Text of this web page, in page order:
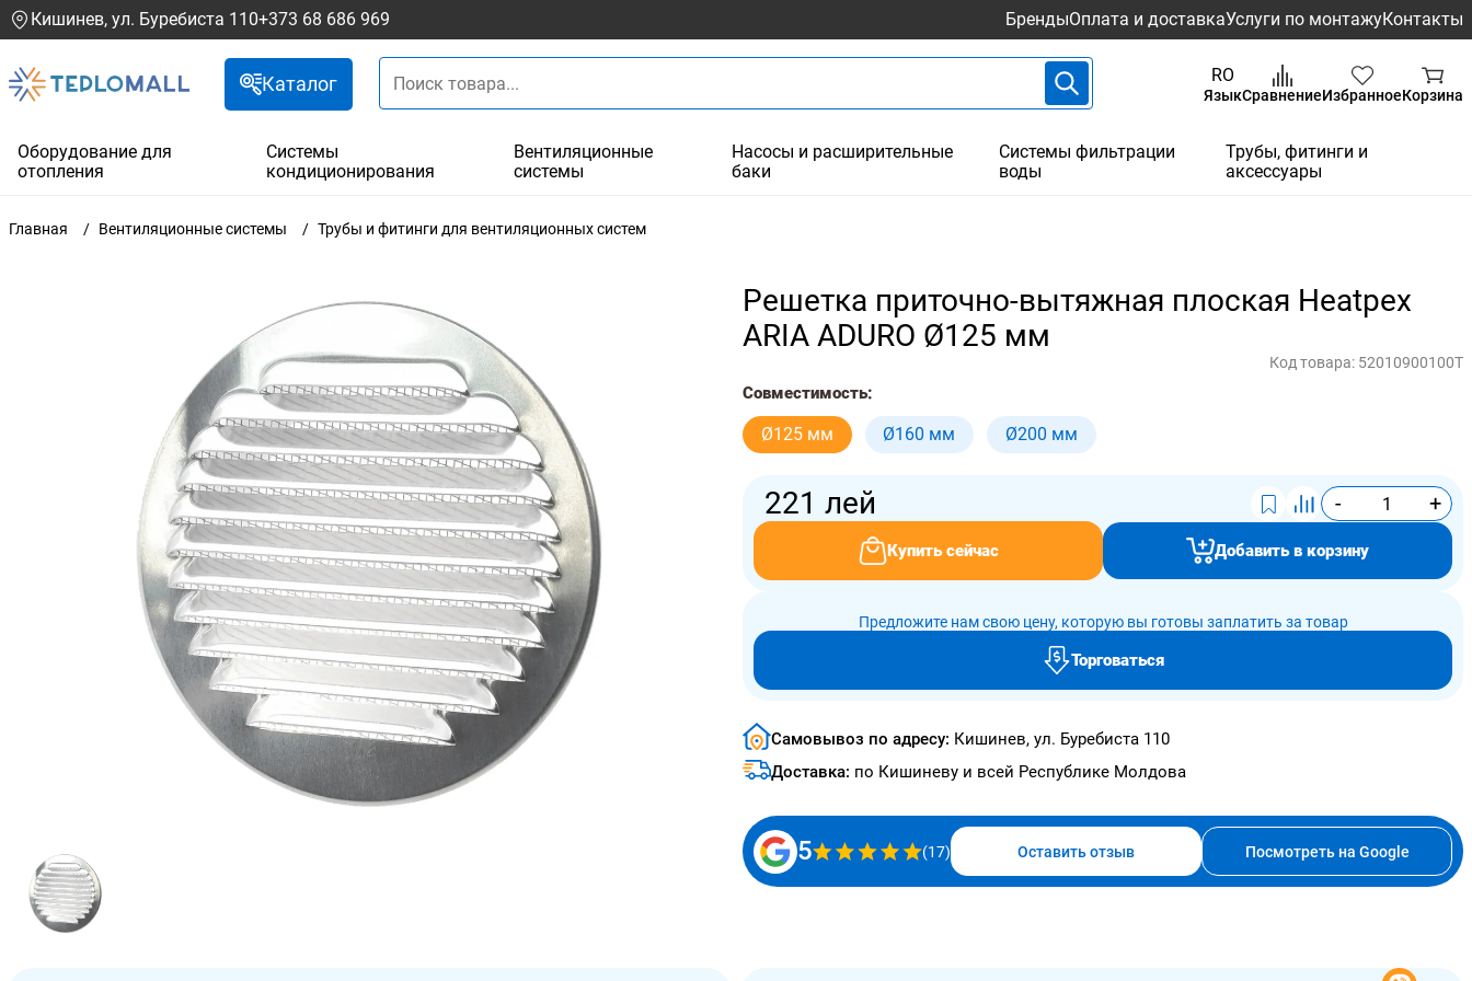
Кишинев, ул. Буребиста 110+373 68 686 969 БрендыОплата и доставкаУслуги по монтажуКонтакты
Каталог RO
ЯзыкСравнениеИзбранноеКорзина
Оборудование для
отопления
Системы
кондиционирования
Вентиляционные
системы
Насосы и расширительные
баки
Системы фильтрации
воды
Трубы, фитинги и
аксессуары
Главная Вентиляционные системы Трубы и фитинги для вентиляционных систем
Решетка приточно-вытяжная плоская Heatpex
ARIA ADURO Ø125 мм
Код товара: 52010900100T
Совместимость:
Ø125 мм Ø160 мм Ø200 мм
221 лей - +
Купить сейчас Добавить в корзину
Предложите нам свою цену, которую вы готовы заплатить за товар
Торговаться
Самовывоз по адресу: Кишинев, ул. Буребиста 110
Доставка: по Кишиневу и всей Республике Молдова
5 (17) Оставить отзыв Посмотреть на Google